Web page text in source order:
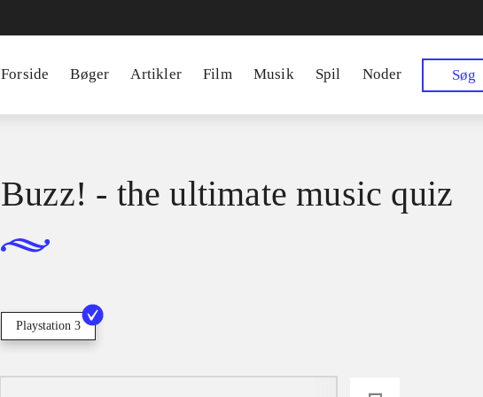
Forside Bøger Artikler Film Musik Spil Noder Søg
Buzz! - the ultimate music quiz
Playstation 3